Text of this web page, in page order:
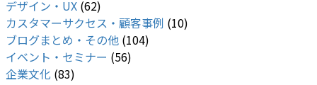
デザイン・UX (62)
カスタマーサクセス・顧客事例 (10)
ブログまとめ・その他 (104)
イベント・セミナー (56)
企業文化 (83)